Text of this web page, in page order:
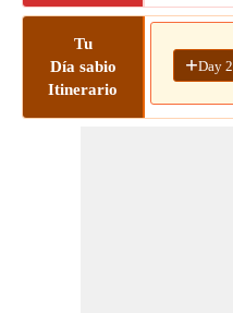
Tu
Día sabio
Itinerario
+Day 2